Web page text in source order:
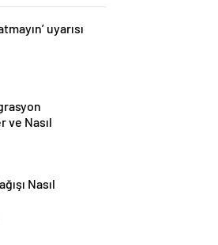
uyarısı
ve Nasıl
Nasıl